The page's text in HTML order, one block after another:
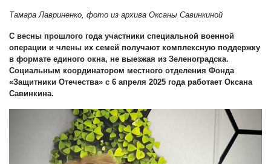
Тамара Лавриненко, фото из архива Оксаны Савинкиной
С весны прошлого года участники специальной военной
операции и члены их семей получают комплексную поддержку
в формате единого окна, не выезжая из Зеленоградска.
Социальным координатором местного отделения Фонда
«Защитники Отечества» с 6 апреля 2025 года работает Оксана
Савинкина.